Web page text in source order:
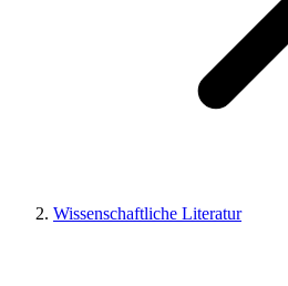
Wissenschaftliche Literatur